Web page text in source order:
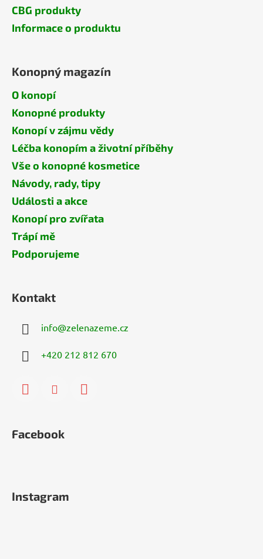
CBG produkty
Informace o produktu
Konopný magazín
O konopí
Konopné produkty
Konopí v zájmu vědy
Léčba konopím a životní příběhy
Vše o konopné kosmetice
Návody, rady, tipy
Události a akce
Konopí pro zvířata
Trápí mě
Podporujeme
Kontakt
info@zelenazeme.cz
+420 212 812 670
Facebook
Instagram